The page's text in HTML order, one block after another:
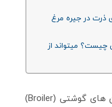
ذرت در جیره مرغ
چیست؟ میتواند از
در صنعت پرورش طیور، چه در لاین‌ های گوشتی (Broiler)